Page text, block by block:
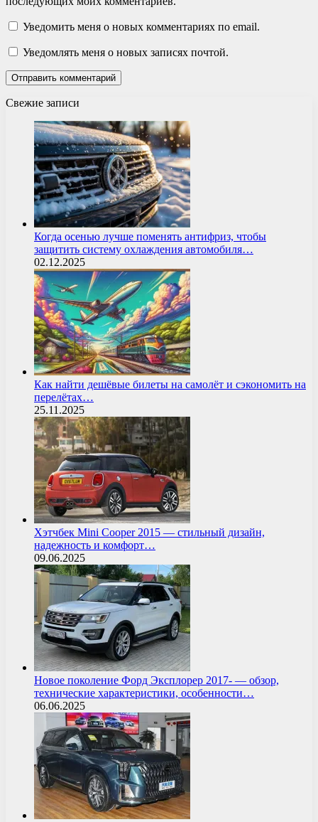
Уведомить меня о новых комментариях по email.
Уведомлять меня о новых записях почтой.
Свежие записи
Когда осенью лучше поменять антифриз, чтобы
защитить систему охлаждения автомобиля…
02.12.2025
Как найти дешёвые билеты на самолёт и сэкономить на
перелётах…
25.11.2025
Хэтчбек Mini Cooper 2015 — стильный дизайн,
надежность и комфорт…
09.06.2025
Новое поколение Форд Эксплорер 2017- — обзор,
технические характеристики, особенности…
06.06.2025